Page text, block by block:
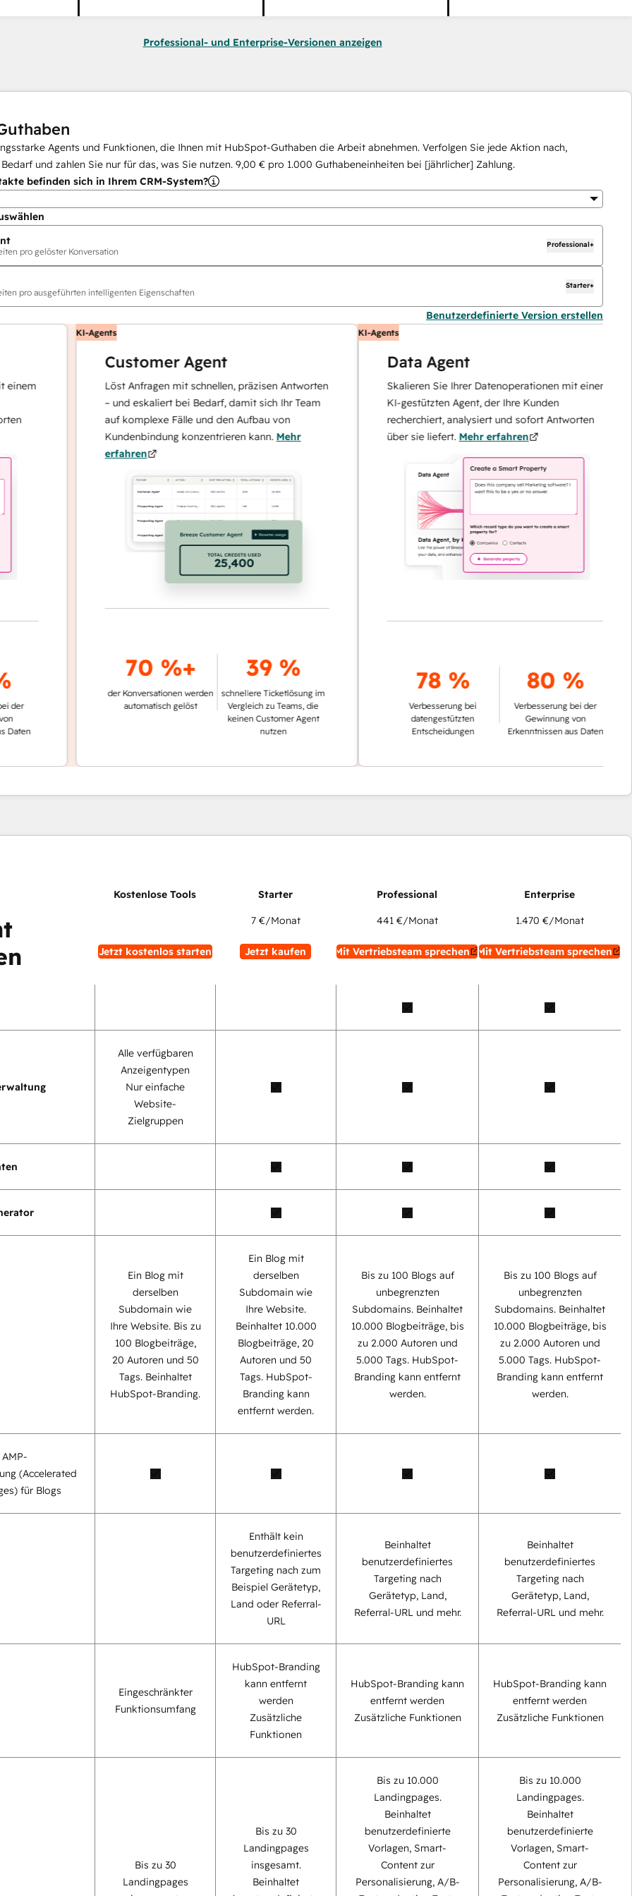
Professional- und Enterprise-Versionen anzeigen
Agents und Funktionen, die Ihnen mit HubSpot-Guthaben die Arbeit abnehmen. Verfolgen Sie jede Aktion nach,
und zahlen Sie nur für das, was Sie nutzen. 9,00 € pro 1.000 Guthabeneinheiten bei [jährlicher] Zahlung.
befinden sich in Ihrem CRM-System?
pro gelöster Konversation
Professional+
pro ausgeführten intelligenten Eigenschaften
Starter+
Benutzerdefinierte Version erstellen
KI-Agents
Customer Agent
Löst Anfragen mit schnellen, präzisen Antworten
– und eskaliert bei Bedarf, damit sich Ihr Team
auf komplexe Fälle und den Aufbau von
Kundenbindung konzentrieren kann.Mehr
erfahren
70 %+
der Konversationen werden
automatisch gelöst
39 %
schnellere Ticketlösung im
Vergleich zu Teams, die
keinen Customer Agent
nutzen
KI-Agents
Data Agent
Skalieren Sie Ihrer Datenoperationen mit einem
KI-gestützten Agent, der Ihre Kunden
recherchiert, analysiert und sofort Antworten
über sie liefert.Mehr erfahren
78 %
Verbesserung bei
datengestützten
Entscheidungen
80 %
Verbesserung bei der
Gewinnung von
Erkenntnissen aus Daten
Jetzt kostenlos starten
7 €/Monat
Jetzt kaufen
441 €/Monat
Mit Vertriebsteam sprechen
1.470 €/Monat
Mit Vertriebsteam sprechen
Alle verfügbaren
Anzeigentypen
Nur einfache
Website-
Zielgruppen
Ein Blog mit
derselben
Subdomain wie
Ihre Website. Bis zu
100 Blogbeiträge,
20 Autoren und 50
Tags. Beinhaltet
HubSpot-Branding.
Ein Blog mit
derselben
Subdomain wie
Ihre Website.
Beinhaltet 10.000
Blogbeiträge, 20
Autoren und 50
Tags. HubSpot-
Branding kann
entfernt werden.
Bis zu 100 Blogs auf
unbegrenzten
Subdomains. Beinhaltet
10.000 Blogbeiträge, bis
zu 2.000 Autoren und
5.000 Tags. HubSpot-
Branding kann entfernt
werden.
Bis zu 100 Blogs auf
unbegrenzten
Subdomains. Beinhaltet
10.000 Blogbeiträge, bis
zu 2.000 Autoren und
5.000 Tags. HubSpot-
Branding kann entfernt
werden.
(Accelerated
für Blogs
Enthält kein
benutzerdefiniertes
Targeting nach zum
Beispiel Gerätetyp,
Land oder Referral-
URL
Beinhaltet
benutzerdefiniertes
Targeting nach
Gerätetyp, Land,
Referral-URL und mehr.
Beinhaltet
benutzerdefiniertes
Targeting nach
Gerätetyp, Land,
Referral-URL und mehr.
Eingeschränkter
Funktionsumfang
HubSpot-Branding
kann entfernt
werden
Zusätzliche
Funktionen
HubSpot-Branding kann
entfernt werden
Zusätzliche Funktionen
HubSpot-Branding kann
entfernt werden
Zusätzliche Funktionen
Bis zu 30
Landingpages
Bis zu 30
Landingpages
insgesamt.
Beinhaltet
Bis zu 10.000
Landingpages.
Beinhaltet
benutzerdefinierte
Vorlagen, Smart-
Content zur
Personalisierung, A/B-
Bis zu 10.000
Landingpages.
Beinhaltet
benutzerdefinierte
Vorlagen, Smart-
Content zur
Personalisierung, A/B-